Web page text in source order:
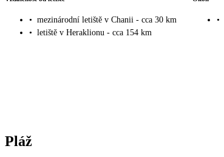
• mezinárodní letiště v Chanii - cca 30 km
• letiště v Heraklionu - cca 154 km
•
Pláž